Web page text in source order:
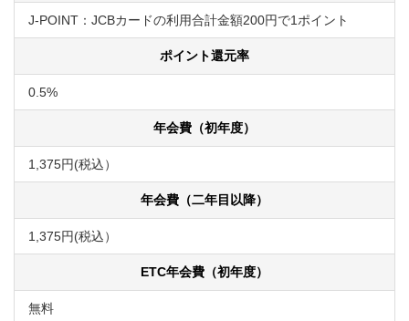
J-POINT：JCBカードの利用合計金額200円で1ポイント
ポイント還元率
0.5%
年会費（初年度）
1,375円(税込）
年会費（二年目以降）
1,375円(税込）
ETC年会費（初年度）
無料